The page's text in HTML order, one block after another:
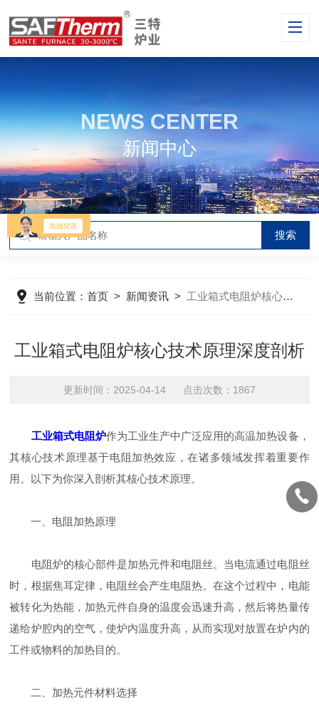
NEWS CENTER
新闻中心
当前位置：首页 > 新闻资讯 > 工业箱式电阻炉核心技术原理深度剖析
工业箱式电阻炉核心技术原理深度剖析
更新时间：2025-04-14 点击次数：1867
工业箱式电阻炉作为工业生产中广泛应用的高温加热设备，
其核心技术原理基于电阻加热效应，在诸多领域发挥着重要作
用。以下为你深入剖析其核心技术原理。
一、电阻加热原理
电阻炉的核心部件是加热元件和电阻丝。当电流通过电阻丝
时，根据焦耳定律，电阻丝会产生电阻热。在这个过程中，电能
被转化为热能，加热元件自身的温度会迅速升高，然后将热量传
递给炉腔内的空气，使炉内温度升高，从而实现对放置在炉内的
工件或物料的加热目的。
二、加热元件材料选择